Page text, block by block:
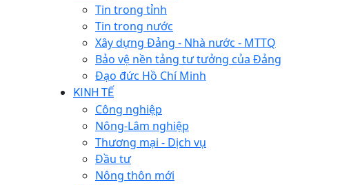
Tin trong tỉnh
Tin trong nước
Xây dựng Đảng - Nhà nước - MTTQ
Bảo vệ nền tảng tư tưởng của Đảng
Đạo đức Hồ Chí Minh
KINH TẾ
Công nghiệp
Nông-Lâm nghiệp
Thương mại - Dịch vụ
Đầu tư
Nông thôn mới